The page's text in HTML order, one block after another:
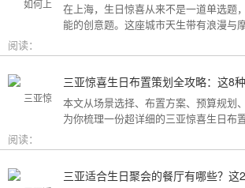
在上海，生日惊喜从来不是一道单选题
能的创意题。这座城市天生带有浪漫与
滩的璀璨夜景，还是梧桐树下的老洋房
无尽的灵感
阅读：
本文从场景选择、布置方案、预算规划
为你梳理一份超详细的三亚惊喜生日布
阅读：